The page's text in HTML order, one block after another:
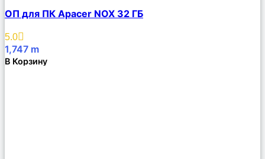
Описание
Избранное
ОП для ПК Apacer NOX 32 ГБ
5.0
1,747 m
В Корзину